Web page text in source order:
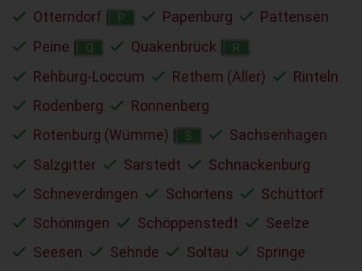
Otterndorf
P Papenburg
Pattensen
Peine
Q Quakenbrück R
Rehburg-Loccum Rethem (Aller)
Rinteln
Rodenberg
Ronnenberg
Rotenburg (Wümme)
S
Sachsenhagen
Salzgitter
Sarstedt
Schnackenburg
Schneverdingen
Schortens
Schüttorf
Schöningen
Schöppenstedt
Seelze
Seesen
Sehnde Soltau
Springe